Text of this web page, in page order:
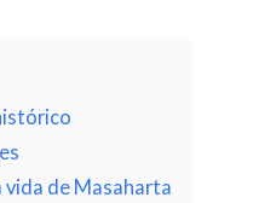
de Masaharta